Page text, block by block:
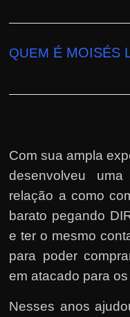
QUEM É MOISÉS
Com sua ampla
desenvolveu
relação a como
barato pegando
e ter o mesmo
para poder
em atacado para
Nesses anos